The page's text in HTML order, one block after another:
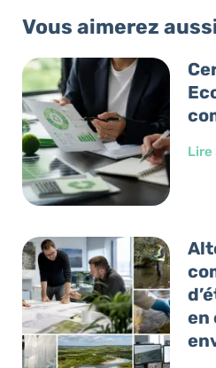
Vous aimerez
Lire
en